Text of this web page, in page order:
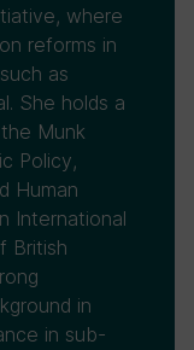
where
reforms in
as
She holds a
Munk
Policy,
Human
International
British
in
in sub-